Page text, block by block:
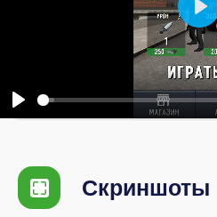
Скриншоты